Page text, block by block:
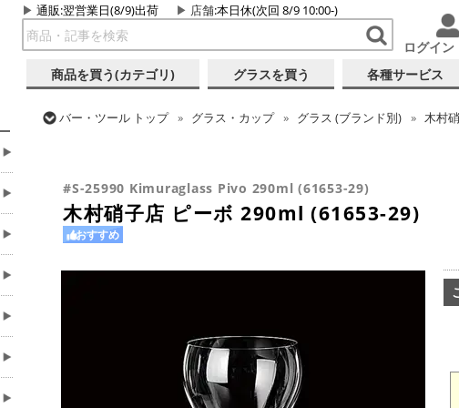
通販:翌営業日(8/9)出荷 店舗:本日休(次回 8/9 10:00-)
ログイン
商品を買う(カテゴリ) グラスを買う 各種サービス
バー・ツール トップ グラス・カップ グラス (ブランド別)
木村
#S-25990 Kimuraglass Pivo 290ml (61653-29)
木村硝子店 ピーボ 290ml (61653-29)
おすすめ